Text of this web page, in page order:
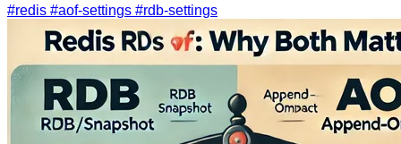
#redis #aof-settings #rdb-settings